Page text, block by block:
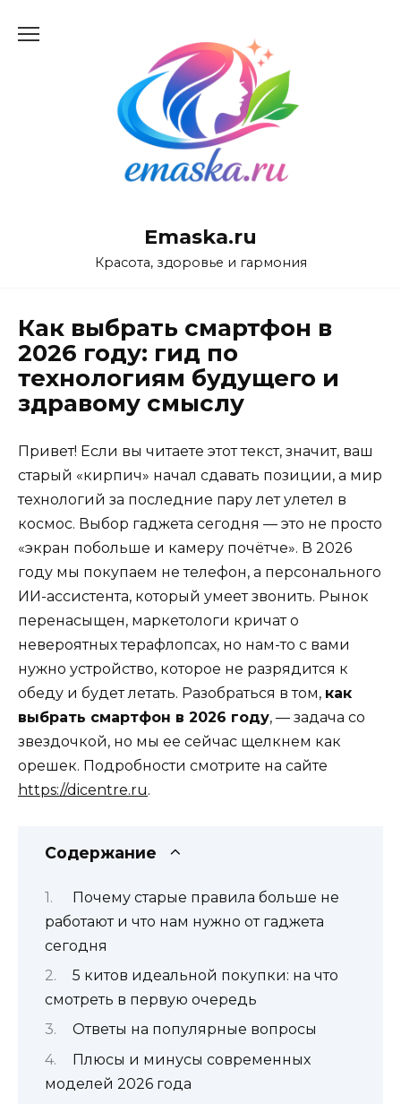
Emaska.ru
Красота, здоровье и гармония
Как выбрать смартфон в
2026 году: гид по
технологиям будущего и
здравому смыслу
Привет! Если вы читаете этот текст, значит, ваш
старый «кирпич» начал сдавать позиции, а мир
технологий за последние пару лет улетел в
космос. Выбор гаджета сегодня — это не просто
«экран побольше и камеру почётче». В 2026
году мы покупаем не телефон, а персонального
ИИ-ассистента, который умеет звонить. Рынок
перенасыщен, маркетологи кричат о
невероятных терафлопсах, но нам-то с вами
нужно устройство, которое не разрядится к
обеду и будет летать. Разобраться в том, как
выбрать смартфон в 2026 году, — задача со
звездочкой, но мы ее сейчас щелкнем как
орешек. Подробности смотрите на сайте
https://dicentre.ru.
Содержание
Почему старые правила больше не
работают и что нам нужно от гаджета
сегодня
5 китов идеальной покупки: на что
смотреть в первую очередь
Ответы на популярные вопросы
Плюсы и минусы современных
моделей 2026 года